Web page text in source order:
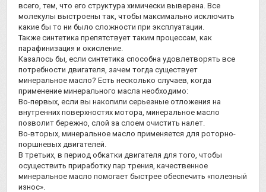
всего, тем, что его структура химически выверена. Все
молекулы выстроены так, чтобы максимально исключить
какие бы то ни было сложности при эксплуатации.
Также синтетика препятствует таким процессам, как
парафинизация и окисление.
Казалось бы, если синтетика способна удовлетворять все
потребности двигателя, зачем тогда существует
минеральное масло? Есть несколько случаев, когда
применение минерального масла необходимо:
Во-первых, если вы накопили серьезные отложения на
внутренних поверхностях мотора, минеральное масло
позволит бережно, слой за слоем очистить налет.
Во-вторых, минеральное масло применяется для роторно-
поршневых двигателей.
В третьих, в период обкатки двигателя для того, чтобы
осуществить приработку пар трения, качественное
минеральное масло помогает быстрее обеспечить «полезный
износ».